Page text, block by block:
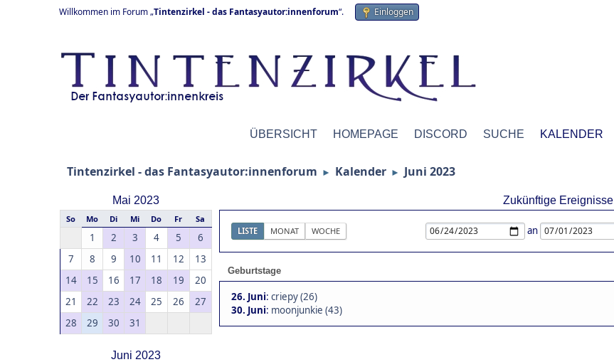
Willkommen im Forum „Tintenzirkel - das Fantasyautor:innenforum“. Einloggen
ÜBERSICHT HOMEPAGE DISCORD SUCHE KALENDER
Tintenzirkel - das Fantasyautor:innenforum ► Kalender ► Juni 2023
Mai 2023
So Mo Di Mi Do Fr Sa
1 2 3 4 5
6
7
8 9 10 11 12
13
14
15 16 17 18 19
20
21
22 23 24 25 26
27
28
29 30 31
Juni 2023
Zukünftige Ereignisse
LISTE MONAT WOCHE an
Geburtstage
26. Juni: criepy (26)
30. Juni: moonjunkie (43)